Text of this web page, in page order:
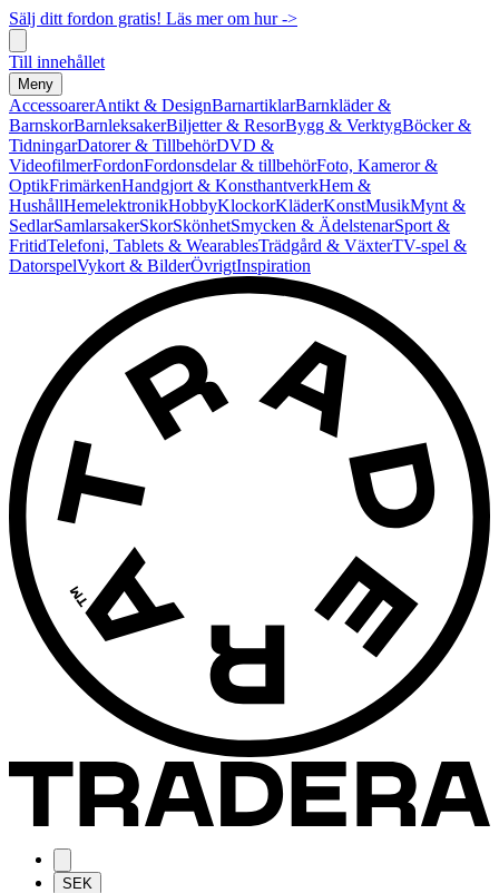
Sälj ditt fordon gratis! Läs mer om hur ->
Till innehållet
Meny
AccessoarerAntikt & DesignBarnartiklarBarnkläder &
BarnskorBarnleksakerBiljetter & ResorBygg & VerktygBöcker &
TidningarDatorer & TillbehörDVD &
VideofilmerFordonFordonsdelar & tillbehörFoto, Kameror &
OptikFrimärkenHandgjort & KonsthantverkHem &
HushållHemelektronikHobbyKlockorKläderKonstMusikMynt &
SedlarSamlarsakerSkorSkönhetSmycken & ÄdelstenarSport &
FritidTelefoni, Tablets & WearablesTrädgård & VäxterTV-spel &
DatorspelVykort & BilderÖvrigtInspiration
SEK